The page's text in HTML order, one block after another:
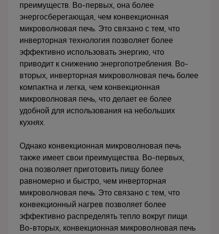
преимуществ. Во-первых, она более
энергосберегающая, чем конвекционная
микроволновая печь. Это связано с тем, что
инверторная технология позволяет более
эффективно использовать энергию, что
приводит к снижению энергопотребления. Во-
вторых, инверторная микроволновая печь более
компактна и легка, чем конвекционная
микроволновая печь, что делает ее более
удобной для использования на небольших
кухнях.
Однако конвекционная микроволновая печь
также имеет свои преимущества. Во-первых,
она позволяет приготовить пищу более
равномерно и быстро, чем инверторная
микроволновая печь. Это связано с тем, что
конвекционный нагрев позволяет более
эффективно распределять тепло вокруг пищи.
Во-вторых, конвекционная микроволновая печь